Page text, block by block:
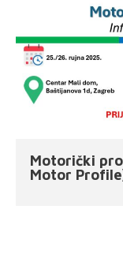
Motorički
Motor